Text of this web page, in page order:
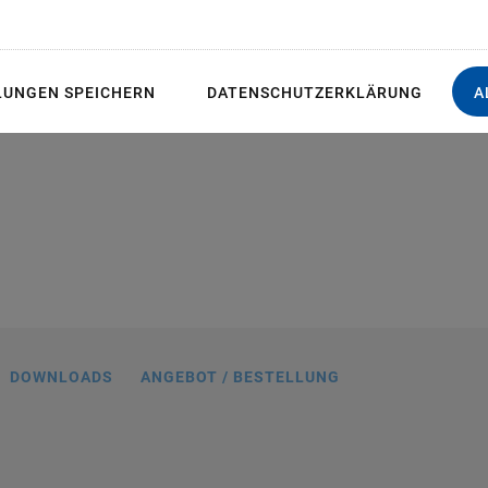
SPEICHERN DATENSCHUTZERKLÄRUNG
DOWNLOADS ANGEBOT / BESTELLUNG